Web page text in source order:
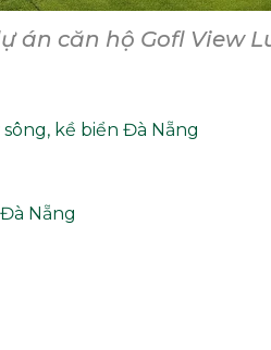
án căn hộ Gofl View
kề biển Đà Nẵng
Nẵng